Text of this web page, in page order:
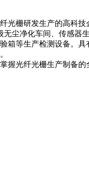
光栅研发生产的高科
尘净化车间、传感
箱等生产检测设备。具
握光纤光栅生产制备